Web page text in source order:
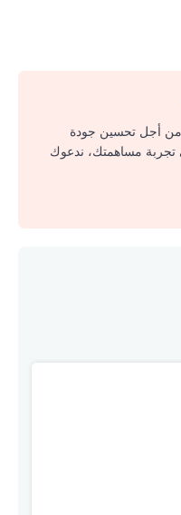
من أجل تحسين جودة
تجربة مساهمتك، ندعوك